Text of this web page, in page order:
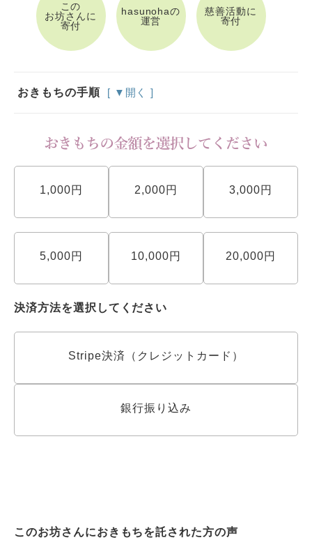
この
お坊さんに
寄付
hasunohaの
運営
慈善活動に
寄付
おきもちの手順 [ ▼開く ]
1,000円 2,000円 3,000円
5,000円 10,000円 20,000円
決済方法を選択してください
Stripe決済（クレジットカード）
銀行振り込み
このお坊さんにおきもちを託された方の声